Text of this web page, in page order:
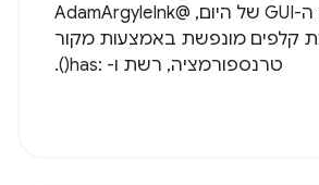
באתגר ממשק ה-GUI של היום, @AdamArgyleInk
קלפים מונפשת באמצעות מקור
טרנספורמציה, רשת ו- :has().